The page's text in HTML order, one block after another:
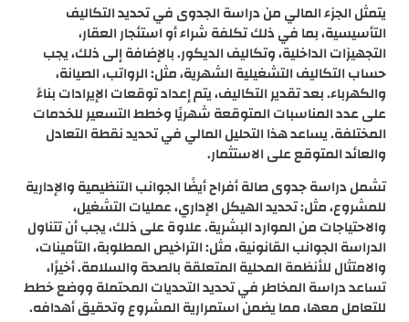
يتمثل الجزء المالي من دراسة الجدوى في تحديد التكاليف
التأسيسية، بما في ذلك تكلفة شراء أو استئجار العقار،
التجهيزات الداخلية، وتكاليف الديكور. بالإضافة إلى ذلك، يجب
حساب التكاليف التشغيلية الشهرية، مثل: الرواتب، الصيانة،
والكهرباء. بعد تقدير التكاليف، يتم إعداد توقعات الإيرادات بناءً
على عدد المناسبات المتوقعة شهريًا وخطط التسعير للخدمات
المختلفة. يساعد هذا التحليل المالي في تحديد نقطة التعادل
والعائد المتوقع على الاستثمار.
تشمل دراسة جدوى صالة أفراح أيضًا الجوانب التنظيمية والإدارية
للمشروع، مثل: تحديد الهيكل الإداري، عمليات التشغيل،
والاحتياجات من الموارد البشرية. علاوة على ذلك، يجب أن تتناول
الدراسة الجوانب القانونية، مثل: التراخيص المطلوبة، التأمينات،
والامتثال للأنظمة المحلية المتعلقة بالصحة والسلامة. أخيرًا،
تساعد دراسة المخاطر في تحديد التحديات المحتملة ووضع خطط
للتعامل معها، مما يضمن استمرارية المشروع وتحقيق أهدافه.